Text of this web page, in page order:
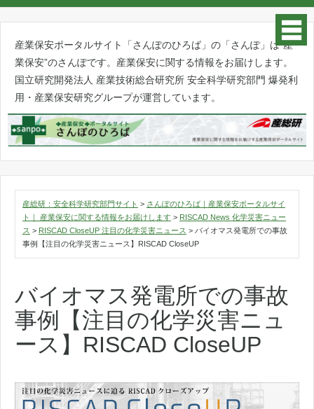
産業保安ポータルサイト「さんぽのひろば」の「さんぽ」は”産
業保安”のさんぽです。産業保安に関する情報をお届けします。
国立研究開発法人 産業技術総合研究所 安全科学研究部門 爆発利
用・産業保安研究グループが運営しています。
産総研：安全科学研究部門サイト > さんぽのひろば｜産業保安ポータルサイ
ト｜ 産業保安に関する情報をお届けします > RISCAD News 化学災害ニュー
ス > RISCAD CloseUP 注目の化学災害ニュース > バイオマス発電所での事故
事例【注目の化学災害ニュース】RISCAD CloseUP
バイオマス発電所での事故
事例【注目の化学災害ニュ
ース】RISCAD CloseUP